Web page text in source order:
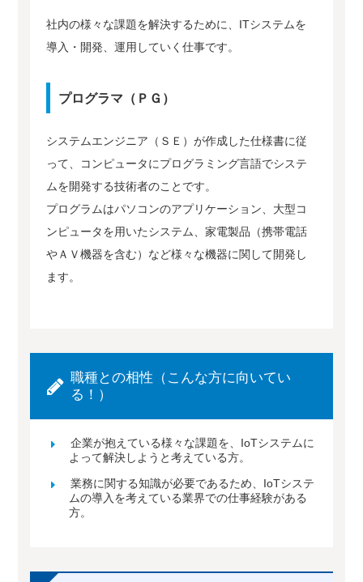
社内の様々な課題を解決するために、ITシステムを
導入・開発、運用していく仕事です。
プログラマ（ＰＧ）
システムエンジニア（ＳＥ）が作成した仕様書に従
って、コンピュータにプログラミング言語でシステ
ムを開発する技術者のことです。
プログラムはパソコンのアプリケーション、大型コ
ンピュータを用いたシステム、家電製品（携帯電話
やＡＶ機器を含む）など様々な機器に関して開発し
ます。
職種との相性（こんな方に向いてい
る！）
企業が抱えている様々な課題を、IoTシステムに
よって解決しようと考えている方。
業務に関する知識が必要であるため、IoTシステ
ムの導入を考えている業界での仕事経験がある
方。